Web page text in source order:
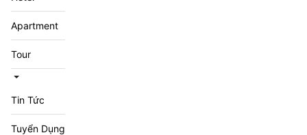
Apartment
Tour
Tin Tức
Tuyển Dụng